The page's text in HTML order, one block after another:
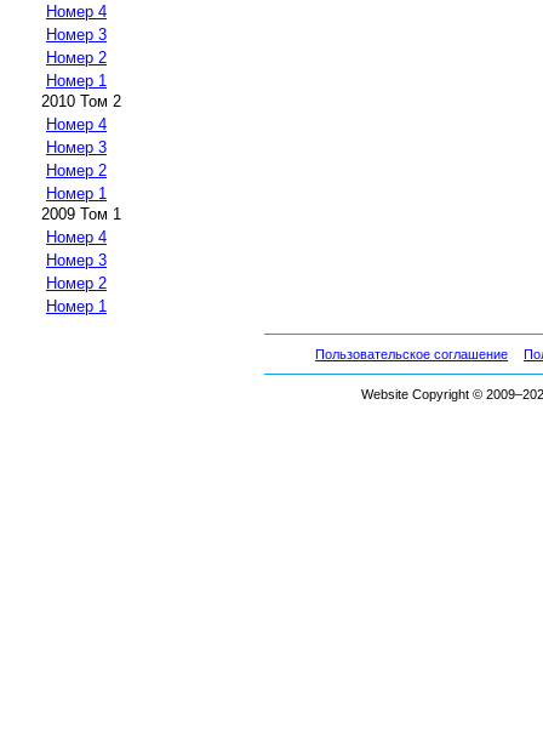
Номер 4
Номер 3
Номер 2
Номер 1
2010 Том 2
Номер 4
Номер 3
Номер 2
Номер 1
2009 Том 1
Номер 4
Номер 3
Номер 2
Номер 1
Пользовательское соглашение
Website Copyright ©